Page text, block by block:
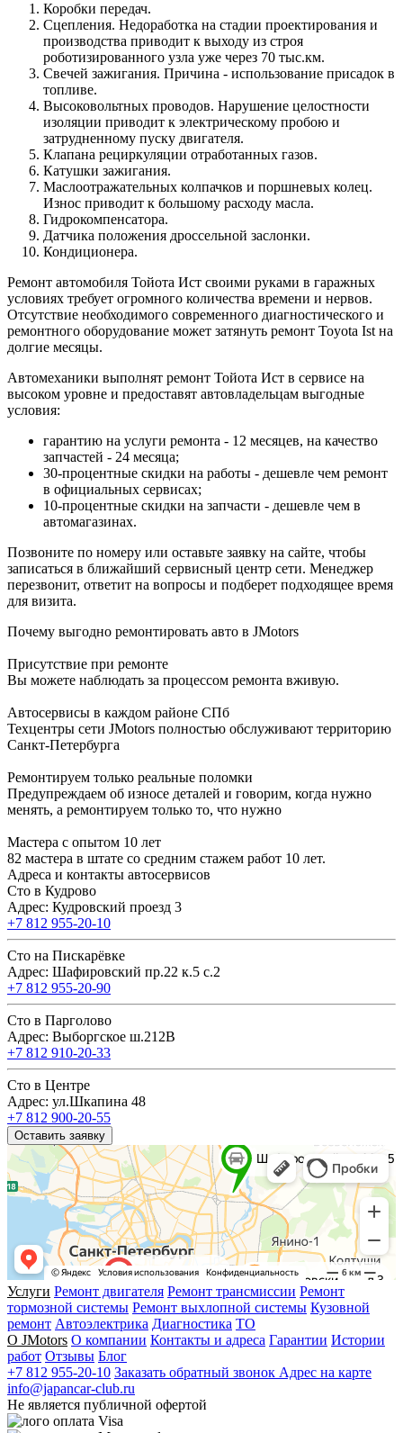
Коробки передач.
Сцепления. Недоработка на стадии проектирования и
производства приводит к выходу из строя
роботизированного узла уже через 70 тыс.км.
Свечей зажигания. Причина - использование присадок в
топливе.
Высоковольтных проводов. Нарушение целостности
изоляции приводит к электрическому пробою и
затрудненному пуску двигателя.
Клапана рециркуляции отработанных газов.
Катушки зажигания.
Маслоотражательных колпачков и поршневых колец.
Износ приводит к большому расходу масла.
Гидрокомпенсатора.
Датчика положения дроссельной заслонки.
Кондиционера.
Ремонт автомобиля Тойота Ист своими руками в гаражных
условиях требует огромного количества времени и нервов.
Отсутствие необходимого современного диагностического и
ремонтного оборудование может затянуть ремонт Toyota Ist на
долгие месяцы.
Автомеханики выполнят ремонт Тойота Ист в сервисе на
высоком уровне и предоставят автовладельцам выгодные
условия:
гарантию на услуги ремонта - 12 месяцев, на качество
запчастей - 24 месяца;
30-процентные скидки на работы - дешевле чем ремонт
в официальных сервисах;
10-процентные скидки на запчасти - дешевле чем в
автомагазинах.
Позвоните по номеру или оставьте заявку на сайте, чтобы
записаться в ближайший сервисный центр сети. Менеджер
перезвонит, ответит на вопросы и подберет подходящее время
для визита.
Почему выгодно ремонтировать авто в JMotors
Присутствие при ремонте
Вы можете наблюдать за процессом ремонта вживую.
Автосервисы в каждом районе СПб
Техцентры сети JMotors полностью обслуживают территорию
Санкт-Петербурга
Ремонтируем только реальные поломки
Предупреждаем об износе деталей и говорим, когда нужно
менять, а ремонтируем только то, что нужно
Мастера с опытом 10 лет
82 мастера в штате со средним стажем работ 10 лет.
Адреса и контакты автосервисов
Сто в Кудрово
Адрес: Кудровский проезд 3
+7 812 955-20-10
Сто на Пискарёвке
Адрес: Шафировский пр.22 к.5 с.2
+7 812 955-20-90
Сто в Парголово
Адрес: Выборгское ш.212В
+7 812 910-20-33
Сто в Центре
Адрес: ул.Шкапина 48
+7 812 900-20-55
Оставить заявку
Услуги Ремонт двигателя Ремонт трансмиссии Ремонт
тормозной системы Ремонт выхлопной системы Кузовной
ремонт Автоэлектрика Диагностика ТО
О JMotors О компании Контакты и адреса Гарантии Истории
работ Отзывы Блог
+7 812 955-20-10 Заказать обратный звонок Адрес на карте
info@japancar-club.ru
Не является публичной офертой